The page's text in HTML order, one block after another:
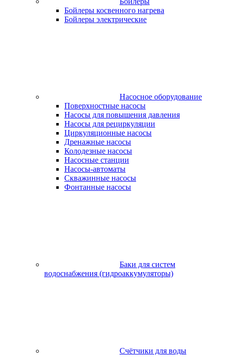
Бойлеры косвенного нагрева
Бойлеры электрические
Насосное оборудование
Поверхностные насосы
Насосы для повышения давления
Насосы для рециркуляции
Циркуляционные насосы
Дренажные насосы
Колодезные насосы
Насосные станции
Насосы-автоматы
Скважинные насосы
Фонтанные насосы
Баки для систем
водоснабжения (гидроаккумуляторы)
Счётчики для воды